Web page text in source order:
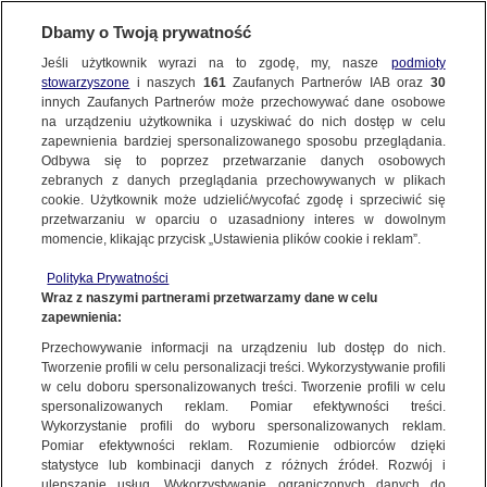
ŚWIAT
Do Izraela wrócą zwłoki czworga
zakładników, w tym obywatela Polski
20.02.2025, 06:01Aktualizacja: 20.02.2025, 09:47
Dbamy o Twoją prywatność
Jeśli użytkownik wyrazi na to zgodę, my, nasze podmioty
stowarzyszone i naszych 161Zaufanych Partnerów IAB oraz 30
innych Zaufanych Partnerów może przechowywać dane osobowe
na urządzeniu użytkownika i uzyskiwać do nich dostęp w celu
zapewnienia bardziej spersonalizowanego sposobu przeglądania.
Odbywa się to poprzez przetwarzanie danych osobowych
zebranych z danych przeglądania przechowywanych w plikach
cookie. Użytkownik może udzielić/wycofać zgodę i sprzeciwić się
przetwarzaniu w oparciu o uzasadniony interes w dowolnym
momencie, klikając przycisk „Ustawienia plików cookie i reklam”.
Polityka Prywatności
Wraz z naszymi partnerami przetwarzamy dane w celu
zapewnienia:
Przechowywanie informacji na urządzeniu lub dostęp do nich.
Tworzenie profili w celu personalizacji treści. Wykorzystywanie profili
w celu doboru spersonalizowanych treści. Tworzenie profili w celu
spersonalizowanych reklam. Pomiar efektywności treści.
Wykorzystanie profili do wyboru spersonalizowanych reklam.
Pomiar efektywności reklam. Rozumienie odbiorców dzięki
statystyce lub kombinacji danych z różnych źródeł. Rozwój i